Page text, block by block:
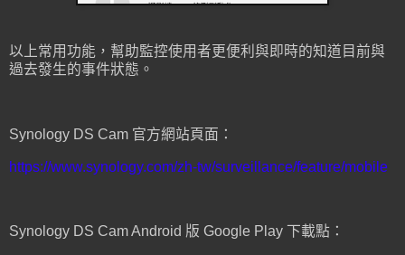
以上常用功能，幫助監控使用者更便利與即時的知道目前與
過去發生的事件狀態。
Synology DS Cam 官方網站頁面：
https://www.synology.com/zh-tw/surveillance/feature/mobile
Synology DS Cam Android 版 Google Play 下載點：